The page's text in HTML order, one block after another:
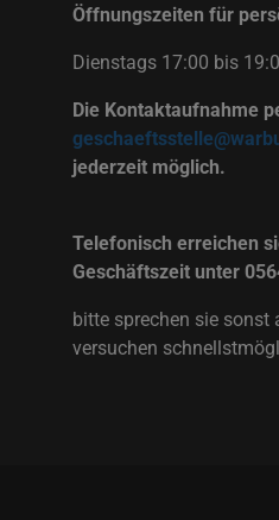
Öffnungszeiten für
Dienstags 17:00 bis
Die Kontaktaufnahme
jederzeit möglich.
Telefonisch erreichen
Geschäftszeit unter
bitte sprechen sie sonst
versuchen